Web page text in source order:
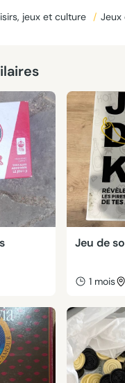
jeux et culture / Jeux
Jeu de
1 mois